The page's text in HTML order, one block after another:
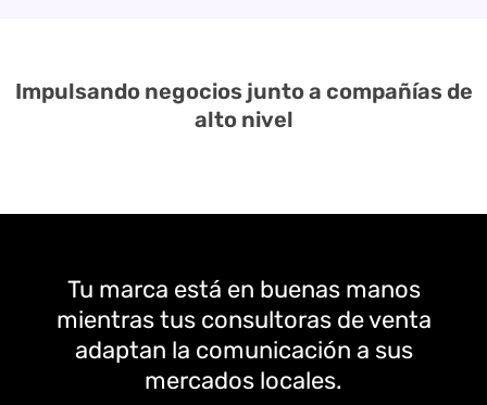
Impulsando negocios junto a compañías de
alto nivel
Tu marca está en buenas manos
mientras tus consultoras de venta
adaptan la comunicación a sus
mercados locales.